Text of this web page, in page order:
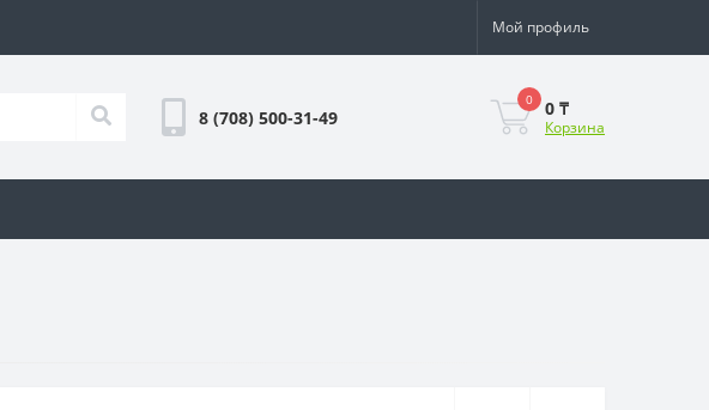
Мой профиль
8 (708) 500-31-49
0 0 ₸
Корзина